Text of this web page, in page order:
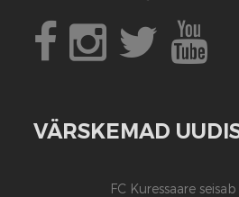
VÄRSKEMAD
FC Kuressaare